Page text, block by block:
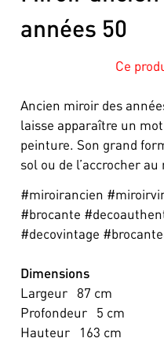
années 50
Ce
Ancien miroir des
laisse apparaître un
peinture. Son grand
sol ou de l’accrocher au
#miroirancien
#brocante
#decovintage
Dimensions
Largeur
87 cm
Profondeur
5 cm
Hauteur
163 cm